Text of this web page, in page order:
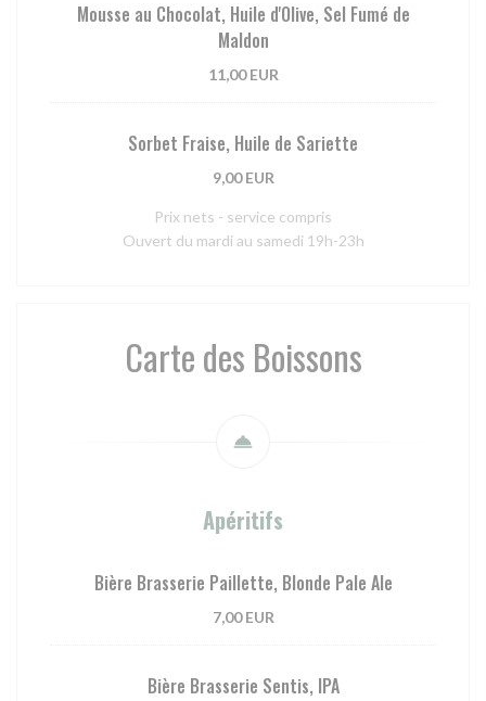
Mousse au Chocolat, Huile d'Olive, Sel Fumé de
Maldon
11,00 EUR
Sorbet Fraise, Huile de Sariette
9,00 EUR
Prix nets - service compris
Ouvert du mardi au samedi 19h-23h
Carte des Boissons
Apéritifs
Bière Brasserie Paillette, Blonde Pale Ale
7,00 EUR
Bière Brasserie Sentis, IPA